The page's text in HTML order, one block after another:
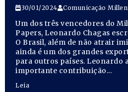
30/01/2024 Comunicação
Um dos três vencedores do
Papers, Leonardo Chagas
O Brasil, além de não atrair
ainda é um dos grandes
para outros países. Leonardo
importante contribuição...
Leia